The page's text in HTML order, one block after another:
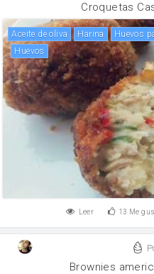
Croquetas
aceite de oliva harina Huevos
huevos
Leer 13 Me
Brownies